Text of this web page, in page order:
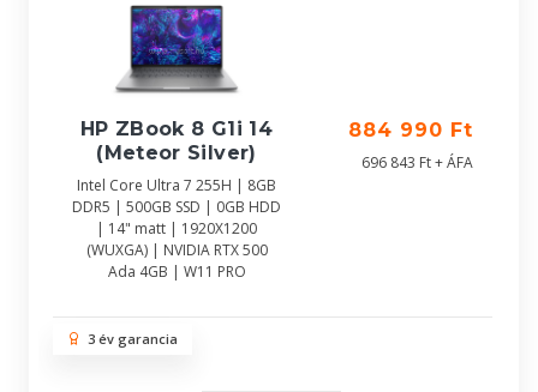
HP ZBook 8 G1i 14
(Meteor Silver)
Intel Core Ultra 7 255H | 8GB
DDR5 | 500GB SSD | 0GB HDD
| 14" matt | 1920X1200
(WUXGA) | NVIDIA RTX 500
Ada 4GB | W11 PRO
884 990 Ft
696 843 Ft + ÁFA
3 év garancia